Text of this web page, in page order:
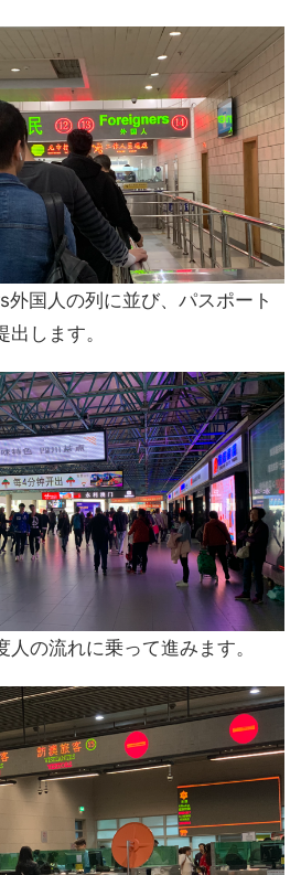
国人の列に並び、パスポート
します。
の流れに乗って進みます。